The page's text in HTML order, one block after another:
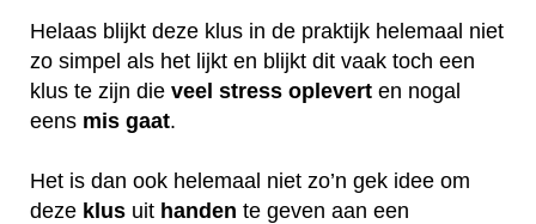
Helaas blijkt deze klus in de praktijk helemaal niet
zo simpel als het lijkt en blijkt dit vaak toch een
klus te zijn die veel stress oplevert en nogal
eens mis gaat.
Het is dan ook helemaal niet zo’n gek idee om
deze klus uit handen te geven aan een